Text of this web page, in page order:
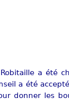
a été
a été
donner les